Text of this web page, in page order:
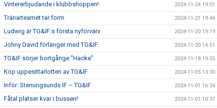
Vintererbjudande i klubbshoppen! 2024-11-24 19:01
Tränarteamet tar form 2024-11-21 19:46
Ludwig är TG&IF:s första nyförvärv 2024-11-20 19:19
Johny David förlänger med TG&IF 2024-11-20 14:51
TG&IF sörjer bortgånge ”Hacke” 2024-11-18 19:55
Köp uppesittarlotten av TG&IF 2024-11-05 13:30
Inför: Stenungsunds IF – TG&IF 2024-11-01 16:34
Fåtal platser kvar i bussen! 2024-11-01 10:37